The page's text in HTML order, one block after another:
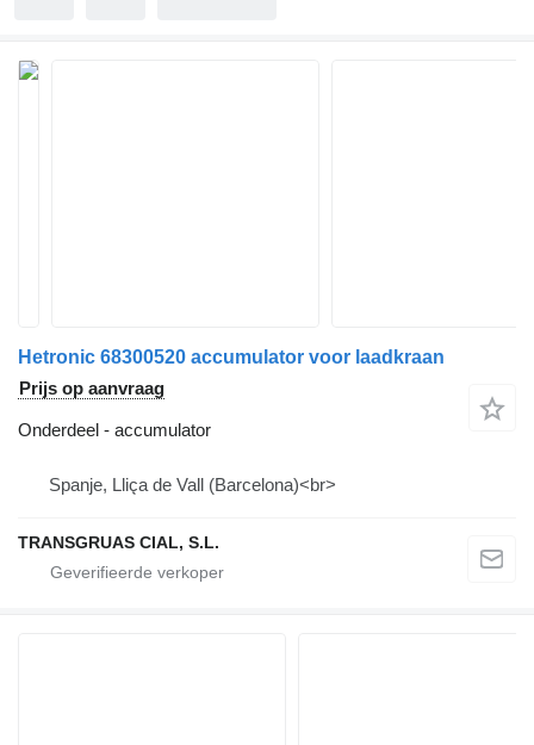
Hetronic 68300520 accumulator voor laadkraan
Prijs op aanvraag
Onderdeel - accumulator
Spanje, Lliça de Vall (Barcelona)<br>
TRANSGRUAS CIAL, S.L.